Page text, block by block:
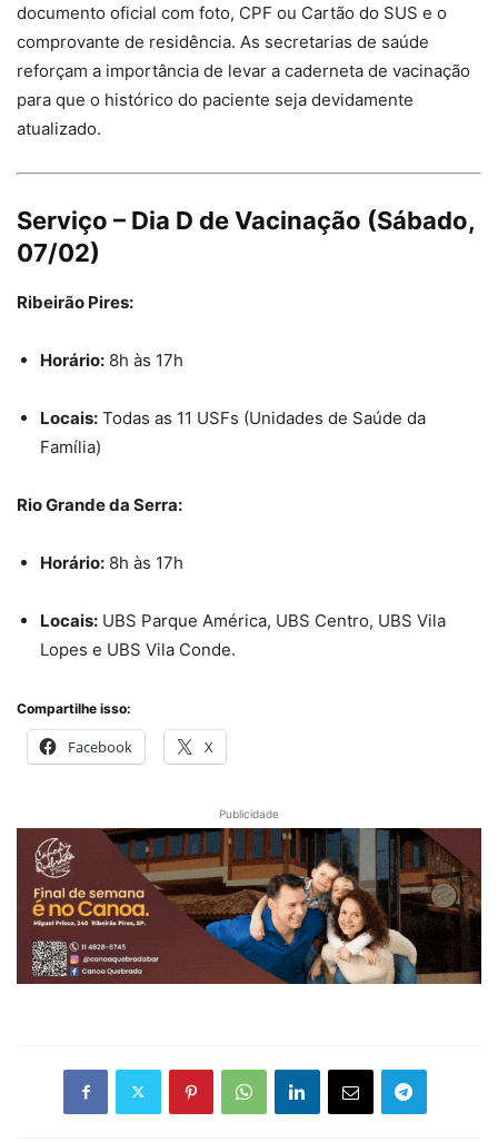
documento oficial com foto, CPF ou Cartão do SUS e o
comprovante de residência. As secretarias de saúde
reforçam a importância de levar a caderneta de vacinação
para que o histórico do paciente seja devidamente
atualizado.
Serviço – Dia D de Vacinação (Sábado,
07/02)
Ribeirão Pires:
Horário: 8h às 17h
Locais: Todas as 11 USFs (Unidades de Saúde da
Família)
Rio Grande da Serra:
Horário: 8h às 17h
Locais: UBS Parque América, UBS Centro, UBS Vila
Lopes e UBS Vila Conde.
Compartilhe isso:
Facebook X
Publicidade